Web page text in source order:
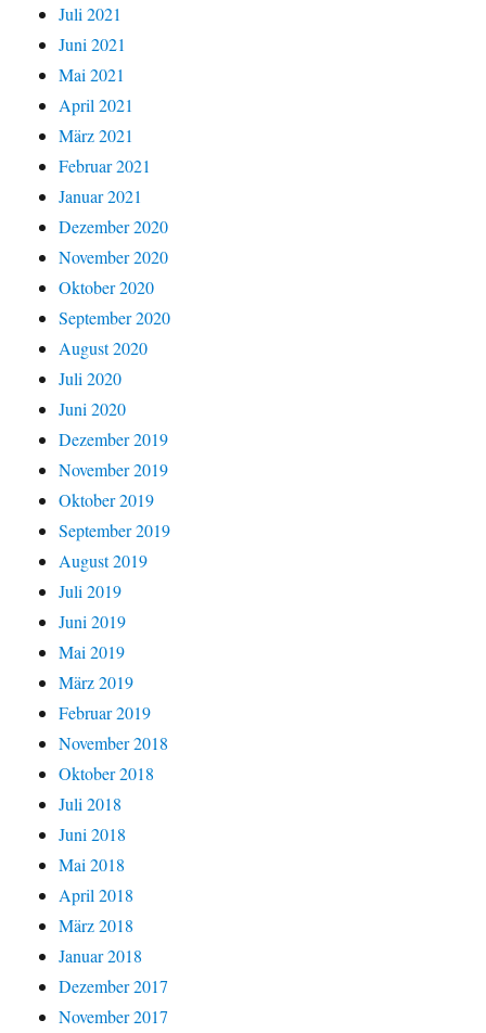
Juli 2021
Juni 2021
Mai 2021
April 2021
März 2021
Februar 2021
Januar 2021
Dezember 2020
November 2020
Oktober 2020
September 2020
August 2020
Juli 2020
Juni 2020
Dezember 2019
November 2019
Oktober 2019
September 2019
August 2019
Juli 2019
Juni 2019
Mai 2019
März 2019
Februar 2019
November 2018
Oktober 2018
Juli 2018
Juni 2018
Mai 2018
April 2018
März 2018
Januar 2018
Dezember 2017
November 2017